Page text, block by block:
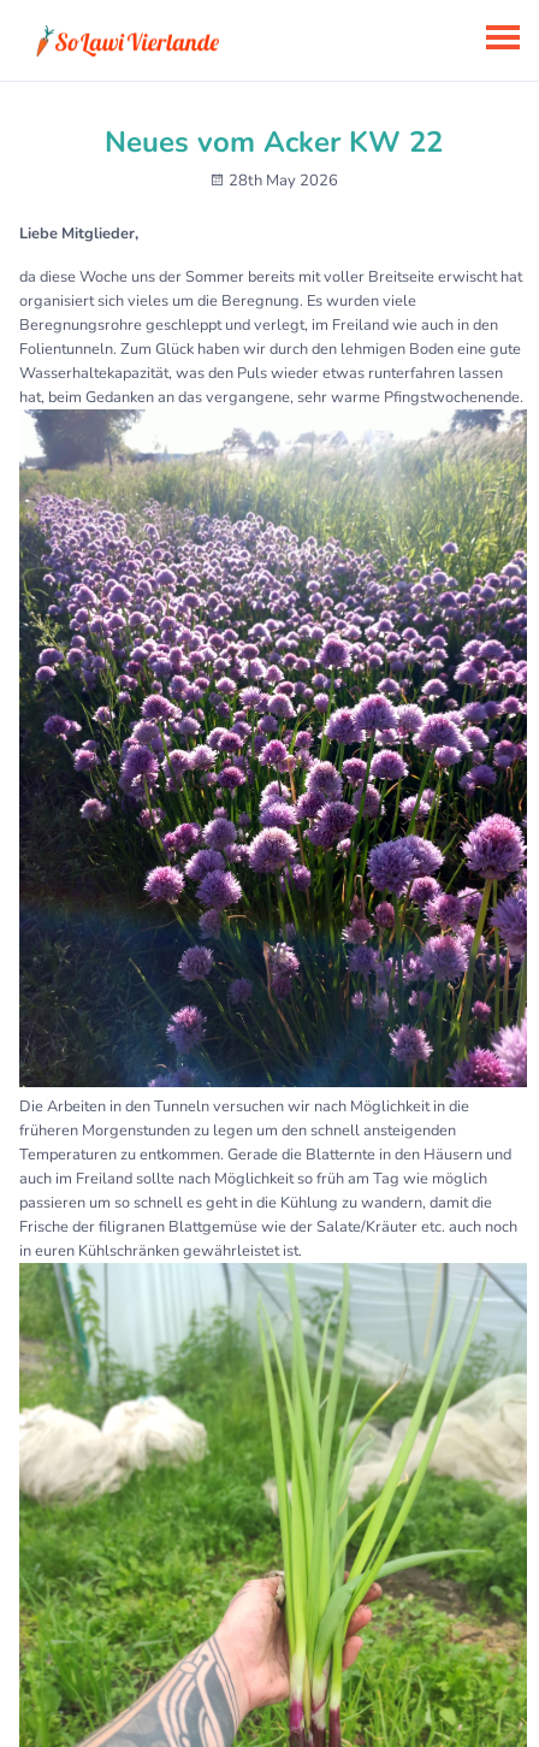
Neues vom Acker KW 22
28th May 2026
Liebe Mitglieder,
da diese Woche uns der Sommer bereits mit voller Breitseite erwischt hat
organisiert sich vieles um die Beregnung. Es wurden viele
Beregnungsrohre geschleppt und verlegt, im Freiland wie auch in den
Folientunneln. Zum Glück haben wir durch den lehmigen Boden eine gute
Wasserhaltekapazität, was den Puls wieder etwas runterfahren lassen
hat, beim Gedanken an das vergangene, sehr warme Pfingstwochenende.
Die Arbeiten in den Tunneln versuchen wir nach Möglichkeit in die
früheren Morgenstunden zu legen um den schnell ansteigenden
Temperaturen zu entkommen. Gerade die Blatternte in den Häusern und
auch im Freiland sollte nach Möglichkeit so früh am Tag wie möglich
passieren um so schnell es geht in die Kühlung zu wandern, damit die
Frische der filigranen Blattgemüse wie der Salate/Kräuter etc. auch noch
in euren Kühlschränken gewährleistet ist.